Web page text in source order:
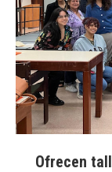
Ofrecen